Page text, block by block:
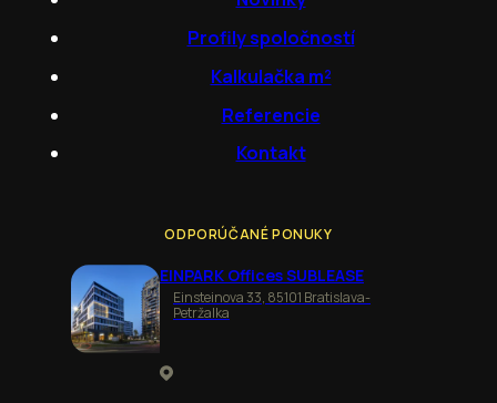
Profily spoločností
Kalkulačka m²
Referencie
Kontakt
ODPORÚČANÉ PONUKY
EINPARK Offices SUBLEASE
Einsteinova 33, 85101 Bratislava-
Petržalka